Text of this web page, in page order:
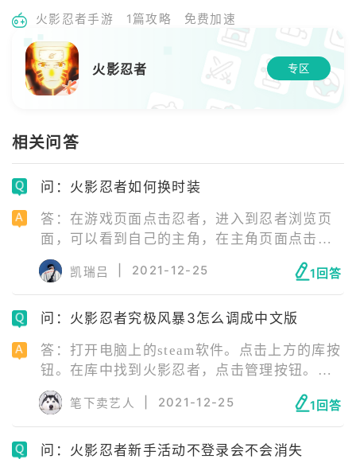
火影忍者手游 1篇攻略 免费加速
火影忍者 专区
相关问答
问：火影忍者如何换时装
答：在游戏页面点击忍者，进入到忍者浏览页
面，可以看到自己的主角，在主角页面点击时
装。系统会直接进入到时装页面，在时装页面
可以看到当前已有的时装，限时时装也会出现
在该页面。点击拥有的时装，直接点击穿戴，
即可进行时装的装备，从而直接更换主角的外
凯瑞吕 2021-12-25 1回答
问：火影忍者究极风暴3怎么调成中文版
答：打开电脑上的steam软件。点击上方的库按
钮。在库中找到火影忍者，点击管理按钮。在
管理中选择“属性”按钮。在属性中点击语言选
项。打开下拉菜单。选择繁体中文选项。等待
游戏更新，进入游戏就可以了。
笔下卖艺人 2021-12-25 1回答
问：火影忍者新手活动不登录会不会消失